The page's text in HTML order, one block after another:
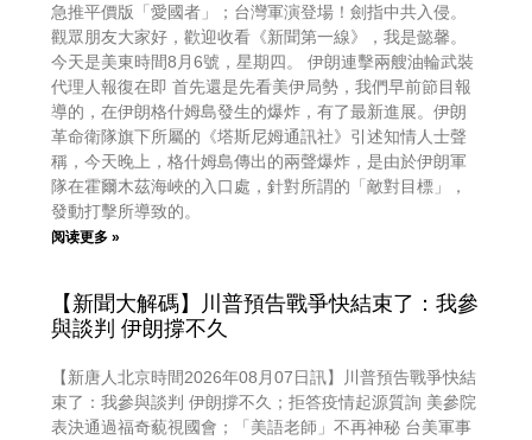
急推平價版「愛國者」；台灣軍演登場！劍指中共入侵。
觀眾朋友大家好，歡迎收看《新聞第一線》，我是懿馨。
今天是美東時間8月6號，星期四。 伊朗連擊兩艘油輪武裝
代理人報復在即 首先還是先看美伊局勢，我們早前節目報
導的，在伊朗格什姆島發生的爆炸，有了最新進展。伊朗
革命衛隊旗下所屬的《塔斯尼姆通訊社》引述知情人士聲
稱，今天晚上，格什姆島傳出的兩聲爆炸，是由於伊朗軍
隊在霍爾木茲海峽的入口處，針對所謂的「敵對目標」，
發動打擊所導致的。
阅读更多 »
【新聞大解碼】川普預告戰爭快結束了：我參
與談判 伊朗撐不久
【新唐人北京時間2026年08月07日訊】川普預告戰爭快結
束了：我參與談判 伊朗撐不久；拒答疫情起源質詢 美參院
表決通過福奇藐視國會；「美語老師」不再神秘 台美軍事